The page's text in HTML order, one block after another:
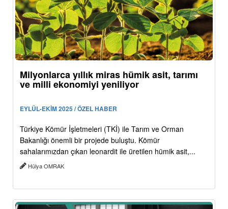
Milyonlarca yıllık miras hümik asit, tarımı
ve milli ekonomiyi yeniliyor
EYLÜL-EKİM 2025 / ÖZEL HABER
Türkiye Kömür İşletmeleri (TKİ) ile Tarım ve Orman
Bakanlığı önemli bir projede buluştu. Kömür
sahalarımızdan çıkan leonardit ile üretilen hümik asit,...
Hülya OMRAK